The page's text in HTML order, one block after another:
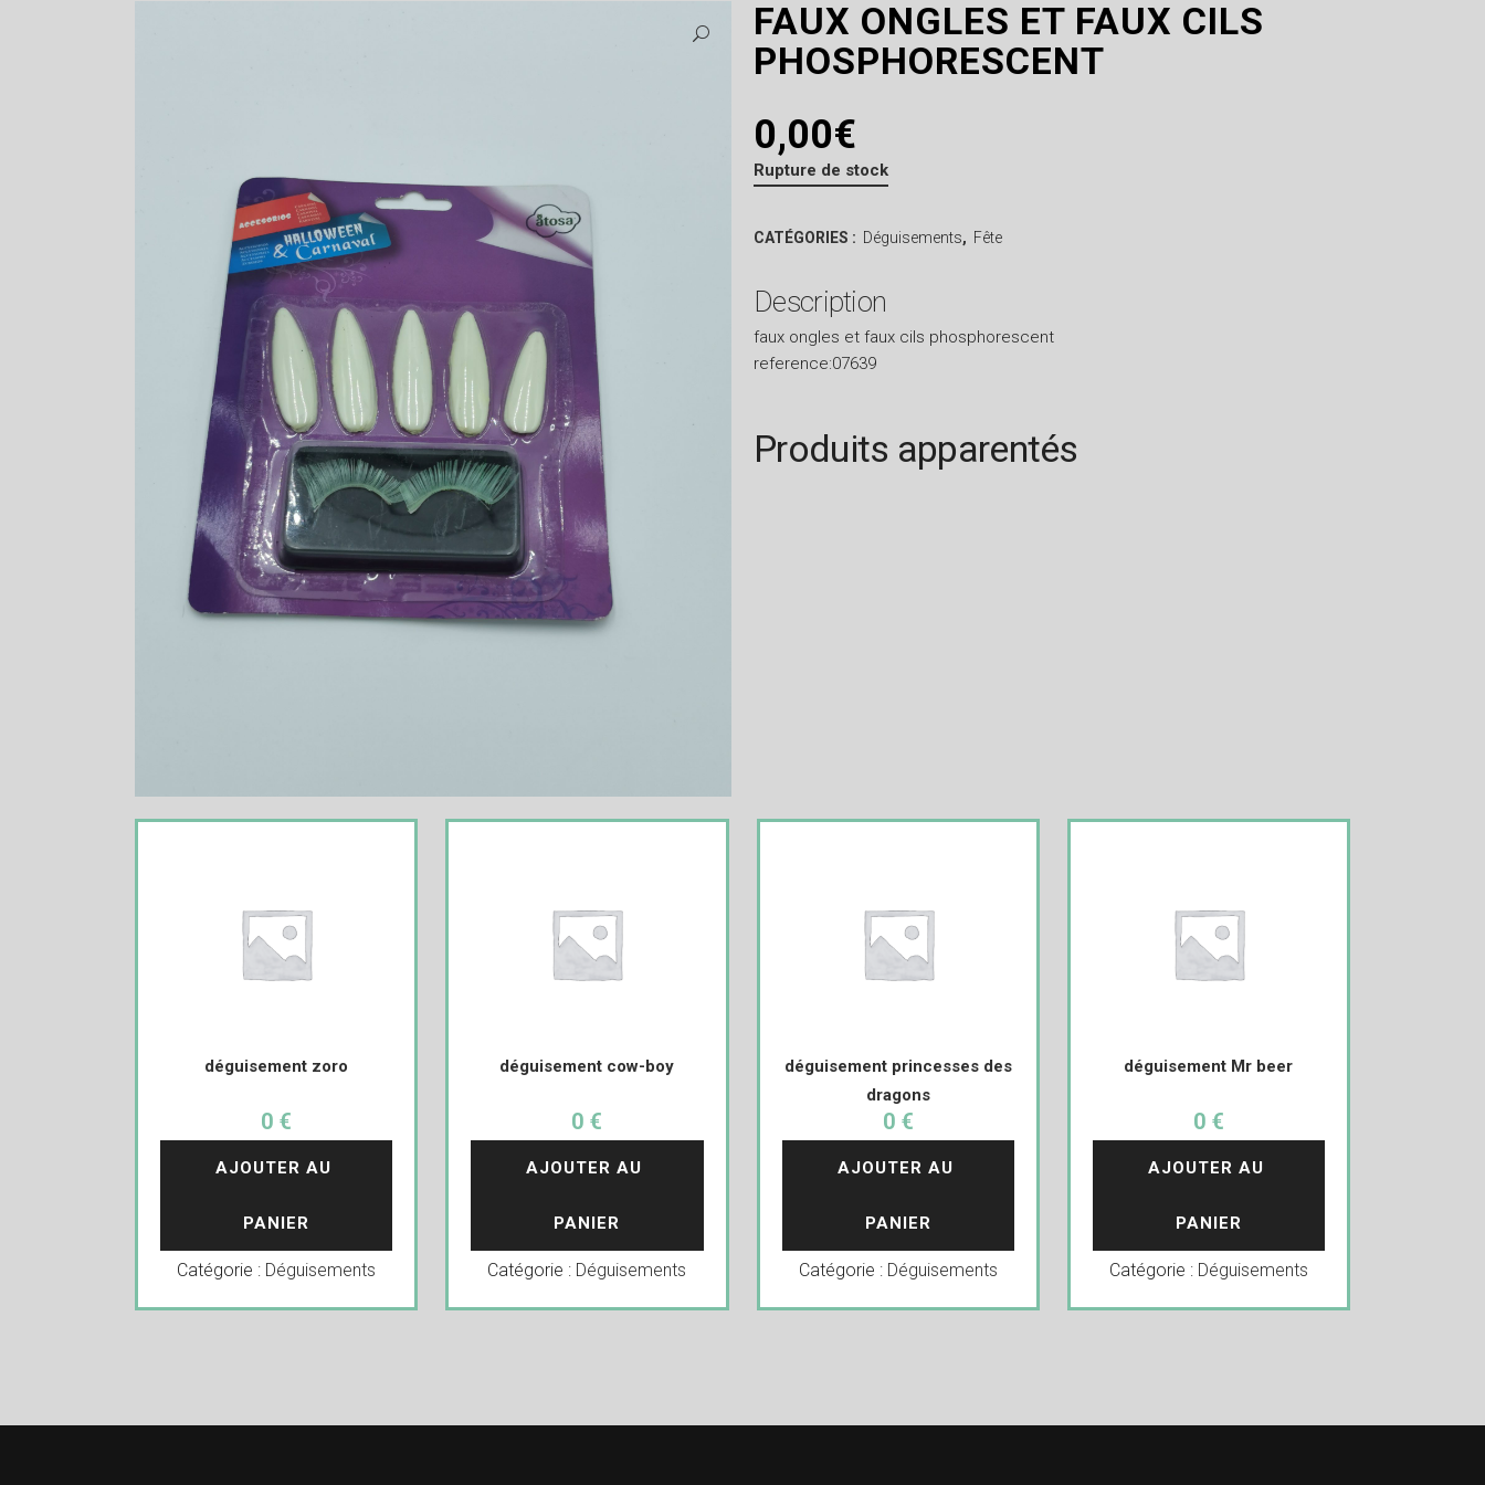
FAUX ONGLES ET FAUX CILS
PHOSPHORESCENT
0,00€
Rupture de stock
CATÉGORIES : Déguisements, Fête
Description
faux ongles et faux cils phosphorescent
reference:07639
Produits apparentés
déguisement zoro
0 €
AJOUTER AU
PANIER
Catégorie : Déguisements
déguisement cow-boy
0 €
AJOUTER AU
PANIER
Catégorie : Déguisements
déguisement princesses des
dragons
0 €
AJOUTER AU
PANIER
Catégorie : Déguisements
déguisement Mr beer
0 €
AJOUTER AU
PANIER
Catégorie : Déguisements